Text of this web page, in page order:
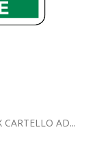
CARTELLO AD...